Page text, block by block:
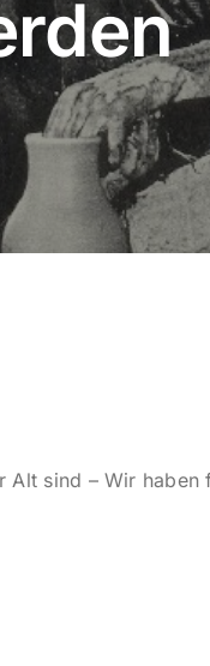
sind – Wir